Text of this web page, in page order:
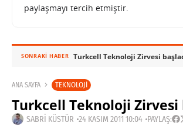
paylaşmayı tercih etmiştir.
SONRAKI HABER Turkcell Teknoloji Zirvesi
ANA SAYFA TEKNOLOJI
Turkcell Teknoloji Zirvesi
SABRI KÜSTÜR 24 KASIM 2011 10:04 PAYLAŞ: